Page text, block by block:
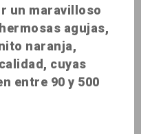
un maravilloso
agujas,
naranja,
cuyas
entre 90 y 500